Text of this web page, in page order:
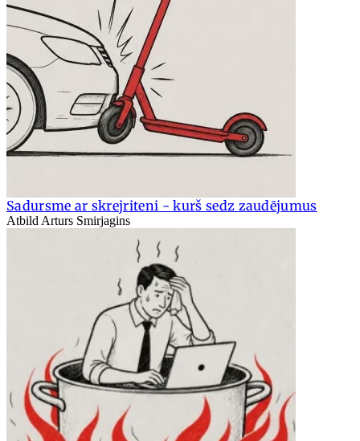
Sadursme ar skrejriteni - kurš sedz zaudējumus
Atbild Arturs Smirjagins